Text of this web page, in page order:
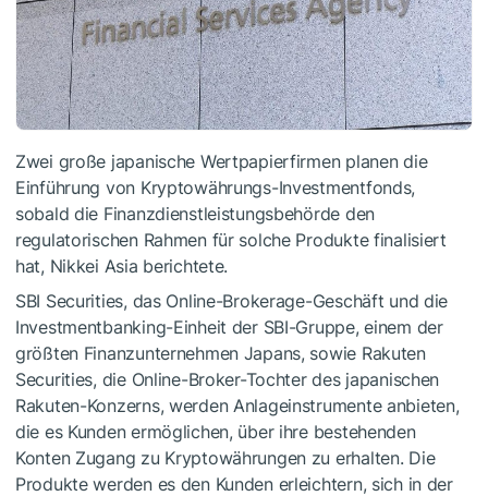
Zwei große japanische Wertpapierfirmen planen die
Einführung von Kryptowährungs-Investmentfonds,
sobald die Finanzdienstleistungsbehörde den
regulatorischen Rahmen für solche Produkte finalisiert
hat, Nikkei Asia berichtete.
SBI Securities, das Online-Brokerage-Geschäft und die
Investmentbanking-Einheit der SBI-Gruppe, einem der
größten Finanzunternehmen Japans, sowie Rakuten
Securities, die Online-Broker-Tochter des japanischen
Rakuten-Konzerns, werden Anlageinstrumente anbieten,
die es Kunden ermöglichen, über ihre bestehenden
Konten Zugang zu Kryptowährungen zu erhalten. Die
Produkte werden es den Kunden erleichtern, sich in der